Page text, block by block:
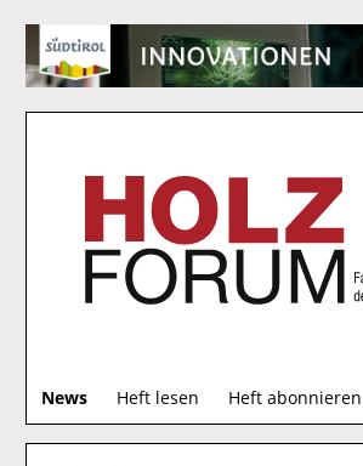
News Heft lesen Heft abonnieren